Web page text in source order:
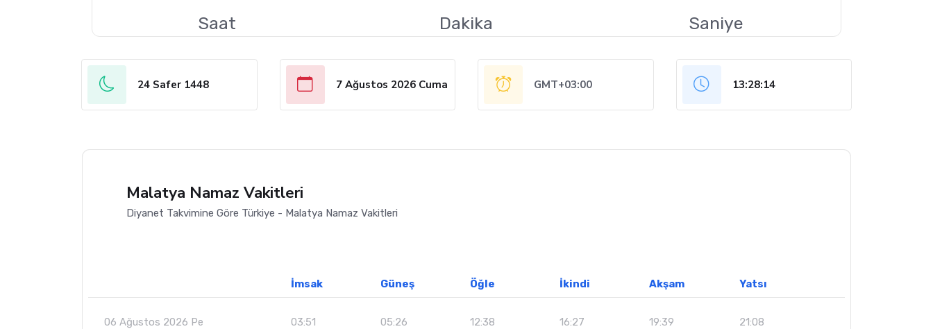
Saat Dakika Saniye
24 Safer 1448 7 Ağustos 2026 Cuma GMT+03:00 13:28:15
Malatya Namaz Vakitleri
Diyanet Takvimine Göre Türkiye - Malatya Namaz Vakitleri
İmsak Güneş Öğle İkindi Akşam Yatsı
06 Ağustos 2026 Pe 03:51 05:26 12:38 16:27 19:39 21:08